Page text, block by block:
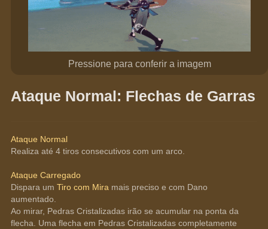
Pressione para conferir a imagem
Ataque Normal: Flechas de Garras
Ataque Normal
Realiza até 4 tiros consecutivos com um arco.
Ataque Carregado
Dispara um Tiro com Mira mais preciso e com Dano
aumentado.
Ao mirar, Pedras Cristalizadas irão se acumular na ponta da
flecha. Uma flecha em Pedras Cristalizadas completamente